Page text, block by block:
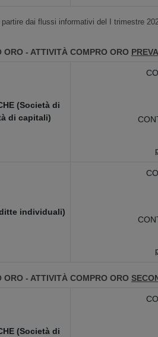
dai flussi informativi del I trimestre
ORO - ATTIVITÀ COMPRO ORO
(Società di
di capitali)
individuali)
ORO - ATTIVITÀ COMPRO ORO
(Società di